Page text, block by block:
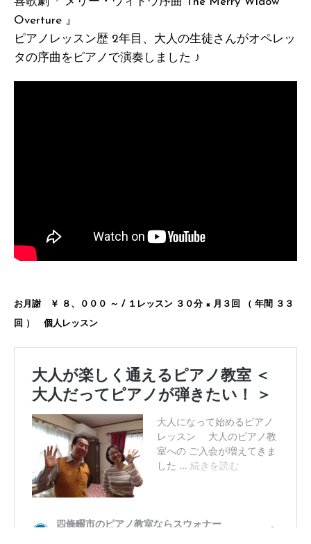
Overture 』
ピアノレッスン歴 2年目、大人の生徒さんがオペレッ
タの序曲をピアノで演奏しました ♪
お月謝 ￥ ８、０００ ～ / １レッスン ３０分 × 月３回 （ 年間 ３３
回 ） 個人レッスン